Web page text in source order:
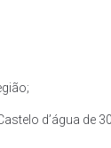
d’água de